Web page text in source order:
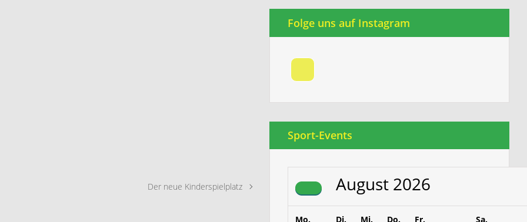
Der neue Kinderspielplatz
Folge uns auf Instagram
Sport-Events
August 2026
Mo. Di. Mi. Do. Fr. Sa.